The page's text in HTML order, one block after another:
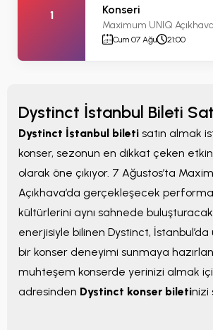
1
Konseri
Maximum UNIQ Açıkhava
Cum 07 Ağu 21:00
Dystinct İstanbul Bileti
Dystinct İstanbul bileti satın almak
konser, sezonun en dikkat çeken
olarak öne çıkıyor. 7 Ağustos’ta
Açıkhava’da gerçekleşecek
kültürlerini aynı sahnede
enerjisiyle bilinen Dystinct,
bir konser deneyimi sunmaya
muhteşem konserde yerinizi almak
adresinden Dystinct konser biletinizi